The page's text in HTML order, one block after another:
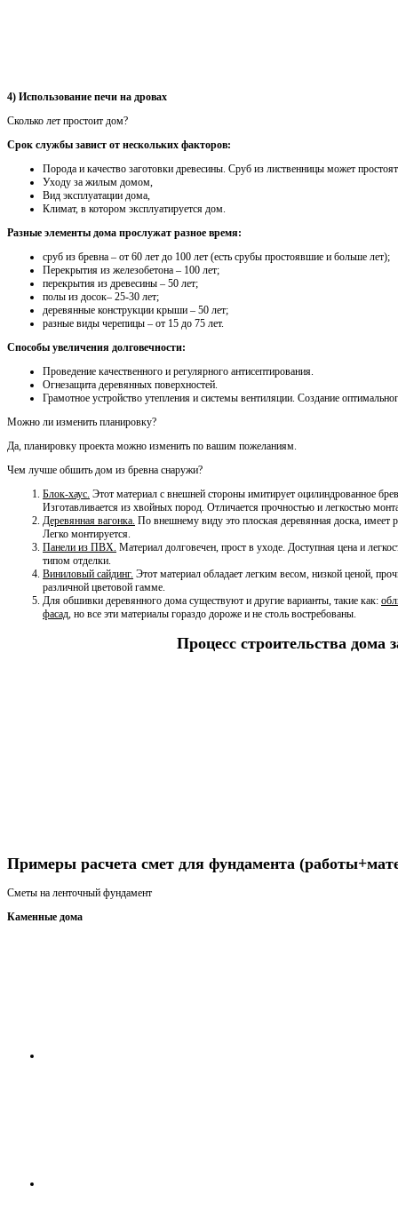
4) Использование печи на дровах
Сколько лет простоит дом?
Срок службы завист от нескольких факторов:
Порода и качество заготовки древесины. Сруб из лиственницы может
Уходу за жилым домом,
Вид эксплуатации дома,
Климат, в котором эксплуатируется дом.
Разные элементы дома прослужат разное время:
сруб из бревна – от 60 лет до 100 лет (есть срубы простоявшие и больше лет);
Перекрытия из железобетона – 100 лет;
перекрытия из древесины – 50 лет;
полы из досок– 25-30 лет;
деревянные конструкции крыши – 50 лет;
разные виды черепицы – от 15 до 75 лет.
Способы увеличения долговечности:
Проведение качественного и регулярного антисептирования.
Огнезащита деревянных поверхностей.
Грамотное устройство утепления и системы вентиляции. Создание
Можно ли изменить планировку?
Да, планировку проекта можно изменить по вашим пожеланиям.
Чем лучше обшить дом из бревна снаружи?
Блок-хаус. Этот материал с внешней стороны имитирует оцилиндрованное
Изготавливается из хвойных пород. Отличается прочностью и легкостью
Деревянная вагонка. По внешнему виду это плоская деревянная доска, имеет
Легко монтируется.
Панели из ПВХ. Материал долговечен, прост в уходе. Доступная цена и
типом отделки.
Виниловый сайдинг. Этот материал обладает легким весом, низкой ценой,
различной цветовой гамме.
Для обшивки деревянного дома существуют и другие варианты, такие как:
фасад, но все эти материалы гораздо дороже и не столь востребованы.
Процесс строительства дома
Примеры расчета смет для фундамента
Сметы на ленточный фундамент
Каменные дома